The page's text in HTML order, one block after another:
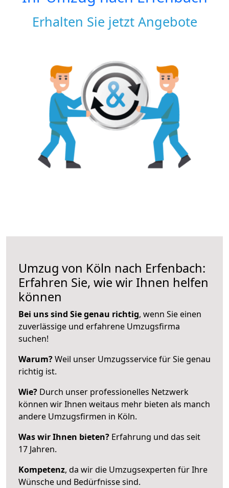
Erhalten Sie jetzt Angebote
Umzug von Köln nach Erfenbach:
Erfahren Sie, wie wir Ihnen helfen
können
Bei uns sind Sie genau richtig, wenn Sie einen
zuverlässige und erfahrene Umzugsfirma
suchen!
Warum?Weil unser Umzugsservice für Sie genau
richtig ist.
Wie? Durch unser professionelles Netzwerk
können wir Ihnen weitaus mehr bieten als manch
andere Umzugsfirmen in Köln.
Was wir Ihnen bieten? Erfahrung und das seit
17 Jahren.
Kompetenz, da wir die Umzugsexperten für Ihre
Wünsche und Bedürfnisse sind.